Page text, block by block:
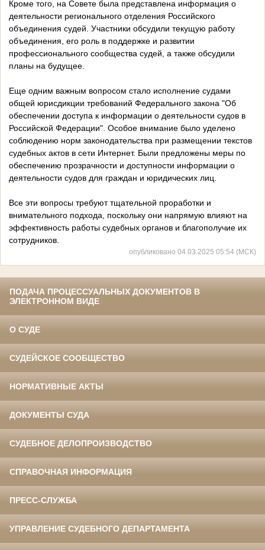
Кроме того, на Совете была представлена информация о
деятельности регионального отделения Российского
объединения судей. Участники обсудили текущую работу
объединения, его роль в поддержке и развитии
профессионального сообщества судей, а также обсудили
планы на будущее.
Еще одним важным вопросом стало исполнение судами
общей юрисдикции требований Федерального закона "Об
обеспечении доступа к информации о деятельности судов в
Российской Федерации". Особое внимание было уделено
соблюдению норм законодательства при размещении текстов
судебных актов в сети Интернет. Были предложены меры по
обеспечению прозрачности и доступности информации о
деятельности судов для граждан и юридических лиц.
Все эти вопросы требуют тщательной проработки и
внимательного подхода, поскольку они напрямую влияют на
эффективность работы судебных органов и благополучие их
сотрудников.
опубликовано 04.03.2025 05:54 (МСК)
ПОДАЧА ПРОЦЕССУАЛЬНЫХ ДОКУМЕНТОВ В
ЭЛЕКТРОННОМ ВИДЕ
О СУДЕ
СУДЕЙСКОЕ СООБЩЕСТВО
НОРМАТИВНЫЕ АКТЫ
ДОКУМЕНТЫ СУДА
СУДЕБНОЕ ДЕЛОПРОИЗВОДСТВО
СПРАВОЧНАЯ ИНФОРМАЦИЯ
ПРЕСС-СЛУЖБА
УПРАВЛЕНИЕ СУДЕБНОГО ДЕПАРТАМЕНТА